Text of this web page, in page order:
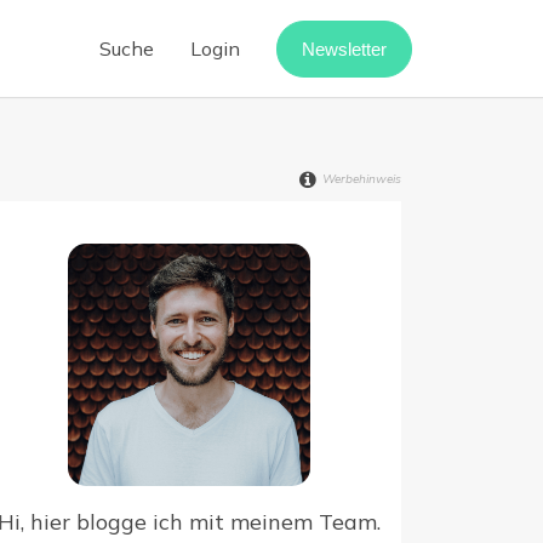
Suche Login Newsletter
Call-Center-Software
Webinar-Software
Digitaler Rechnungseingang
Werbehinweis
Hi, hier blogge ich mit meinem Team.